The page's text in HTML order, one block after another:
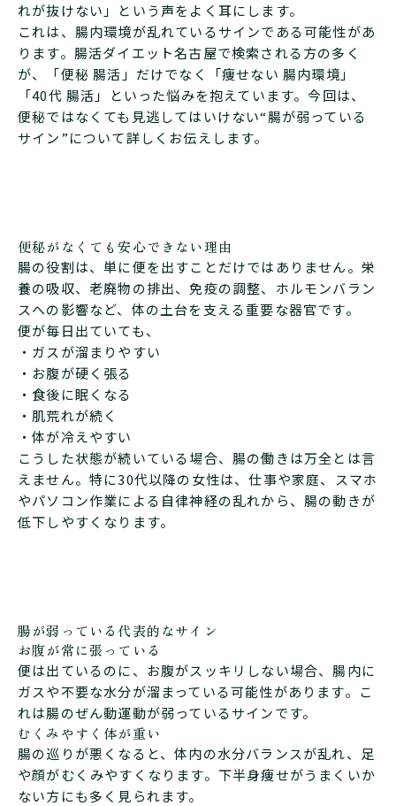
れが抜けない」という声をよく耳にします。
これは、腸内環境が乱れているサインである可能性があ
ります。腸活ダイエット名古屋で検索される方の多く
が、「便秘 腸活」だけでなく「痩せない 腸内環境」
「40代 腸活」といった悩みを抱えています。今回は、
便秘ではなくても見逃してはいけない“腸が弱っている
サイン”について詳しくお伝えします。
便秘がなくても安心できない理由
腸の役割は、単に便を出すことだけではありません。栄
養の吸収、老廃物の排出、免疫の調整、ホルモンバラン
スへの影響など、体の土台を支える重要な器官です。
便が毎日出ていても、
・ガスが溜まりやすい
・お腹が硬く張る
・食後に眠くなる
・肌荒れが続く
・体が冷えやすい
こうした状態が続いている場合、腸の働きは万全とは言
えません。特に30代以降の女性は、仕事や家庭、スマホ
やパソコン作業による自律神経の乱れから、腸の動きが
低下しやすくなります。
腸が弱っている代表的なサイン
お腹が常に張っている
便は出ているのに、お腹がスッキリしない場合、腸内に
ガスや不要な水分が溜まっている可能性があります。こ
れは腸のぜん動運動が弱っているサインです。
むくみやすく体が重い
腸の巡りが悪くなると、体内の水分バランスが乱れ、足
や顔がむくみやすくなります。下半身痩せがうまくいか
ない方にも多く見られます。